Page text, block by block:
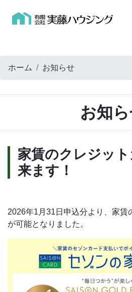
ホーム お知らせ
お知
家賃のクレジッ
来ます！
2026年1月31日申込分より、家賃
が可能となりました。